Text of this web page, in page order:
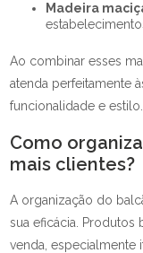
Madeira
Ao combinar esses
atenda perfeitamente
funcionalidade e estilo.
Como
mais clientes?
A organização do
sua eficácia.
venda, especialmente